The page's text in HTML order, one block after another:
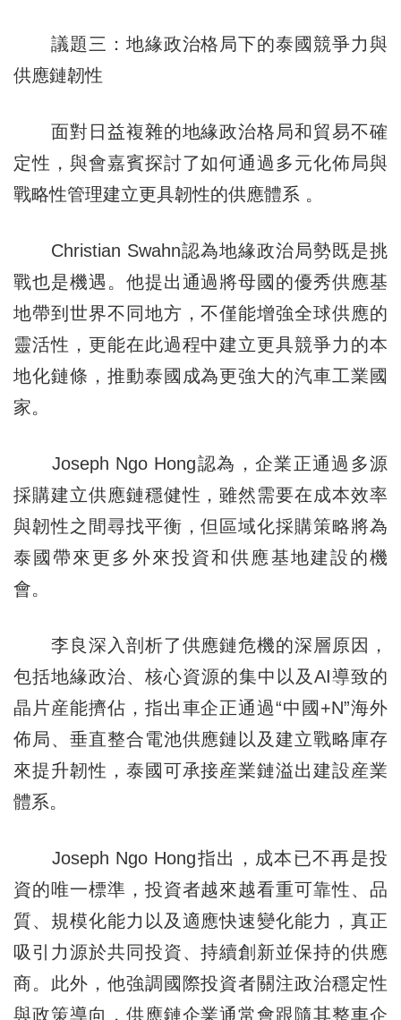
議題三：地緣政治格局下的泰國競爭力與
供應鏈韌性
面對日益複雜的地緣政治格局和貿易不確
定性，與會嘉賓探討了如何通過多元化佈局與
戰略性管理建立更具韌性的供應體系 。
Christian Swahn認為地緣政治局勢既是挑
戰也是機遇。他提出通過將母國的優秀供應基
地帶到世界不同地方，不僅能增強全球供應的
靈活性，更能在此過程中建立更具競爭力的本
地化鏈條，推動泰國成為更強大的汽車工業國
家。
Joseph Ngo Hong認為，企業正通過多源
採購建立供應鏈穩健性，雖然需要在成本效率
與韌性之間尋找平衡，但區域化採購策略將為
泰國帶來更多外來投資和供應基地建設的機
會。
李良深入剖析了供應鏈危機的深層原因，
包括地緣政治、核心資源的集中以及AI導致的
晶片産能擠佔，指出車企正通過“中國+N”海外
佈局、垂直整合電池供應鏈以及建立戰略庫存
來提升韌性，泰國可承接産業鏈溢出建設産業
體系。
Joseph Ngo Hong指出，成本已不再是投
資的唯一標準，投資者越來越看重可靠性、品
質、規模化能力以及適應快速變化能力，真正
吸引力源於共同投資、持續創新並保持的供應
商。此外，他強調國際投資者關注政治穩定性
與政策導向，供應鏈企業通常會跟隨其整車企